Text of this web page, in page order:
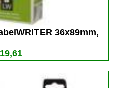
36x89mm,